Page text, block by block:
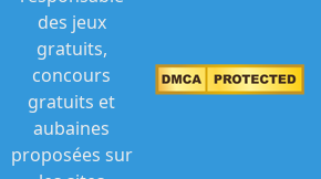
des jeux
gratuits,
concours
gratuits et
aubaines
proposées sur